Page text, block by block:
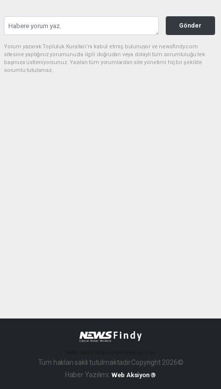
Gönder
Yorum yazarak Topluluk Kuralları’nı kabul etmiş bulunuyor ve newsfindy.com
sitesine yaptığınız yorumunuzla ilgili doğrudan veya dolaylı tüm sorumluluğu tek
başınıza üstleniyorsunuz. Yazılan tüm yorumlardan site yönetimi hiçbir şekilde
sorumlu tutulamaz.
Tüm hakları saklı tutulmaktadır.Copyright 2026©
Haber Yazılımı: Web Aksiyon ®